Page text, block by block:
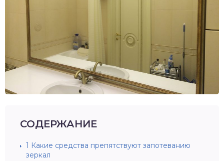
СОДЕРЖАНИЕ
1 Какие средства препятствуют запотеванию
зеркал